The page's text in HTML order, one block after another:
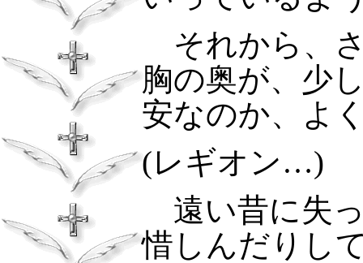
それから、
胸の奥が、少
安なのか、よ
(レギオン…)
遠い昔に失
惜しんだりし